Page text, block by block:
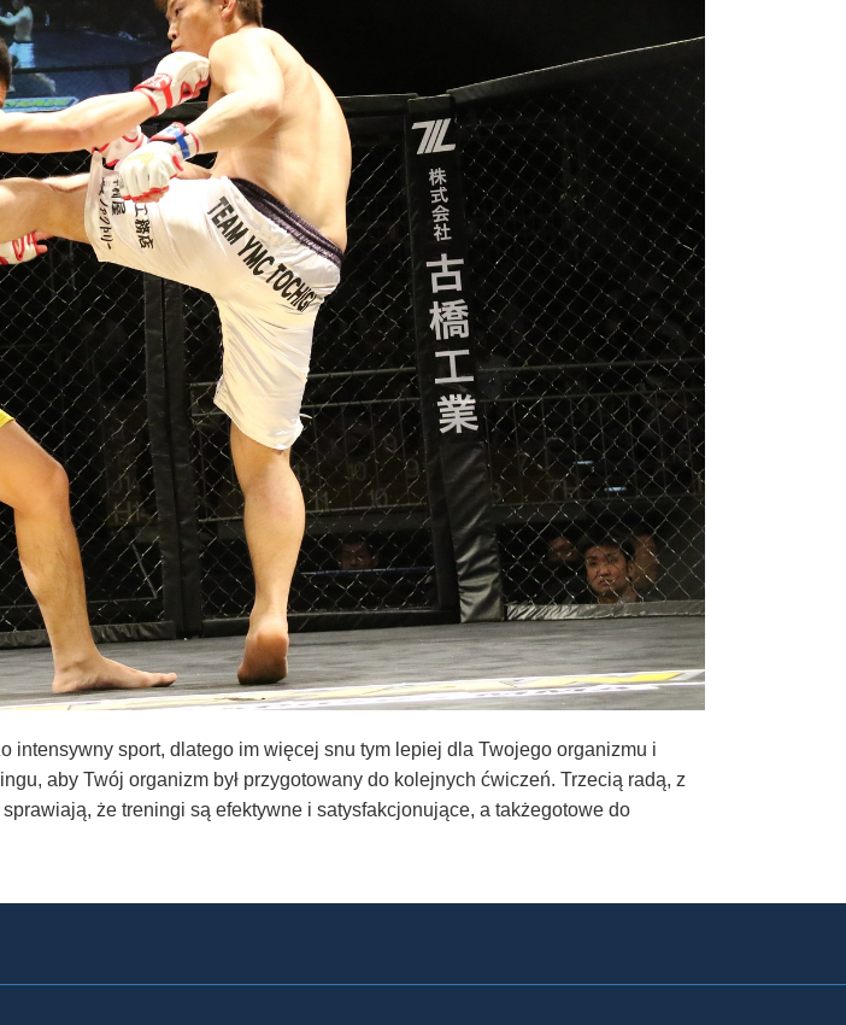
sport, dlatego im więcej snu tym lepiej dla Twojego organizmu i
aby Twój organizm był przygotowany do kolejnych ćwiczeń. Trzecią radą, z
że treningi są efektywne i satysfakcjonujące, a takżegotowe do